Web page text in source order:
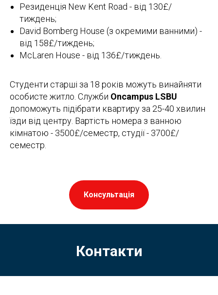
Резиденція New Kent Road - від 130£/
тиждень;
David Bomberg House (з окремими ванними) -
від 158£/тиждень;
McLaren House - від 136£/тиждень.
Студенти старші за 18 років можуть винайняти
особисте житло. Служби Oncampus LSBU
допоможуть підібрати квартиру за 25-40 хвилин
їзди від центру. Вартість номера з ванною
кімнатою - 3500£/семестр, студії - 3700£/
семестр.
Консультація
Контакти